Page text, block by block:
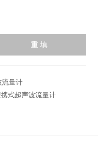
流量计
式超声波流量计